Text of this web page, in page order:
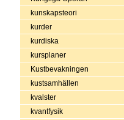
kunskapsteori
kurder
kurdiska
kursplaner
Kustbevakningen
kustsamhällen
kvalster
kvantfysik